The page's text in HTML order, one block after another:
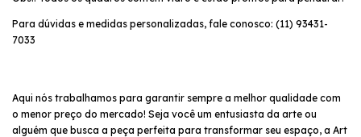
Para dúvidas e medidas personalizadas, fale conosco: (11) 93431-
7033
Aqui nós trabalhamos para garantir sempre a melhor qualidade com
o menor preço do mercado! Seja você um entusiasta da arte ou
alguém que busca a peça perfeita para transformar seu espaço, a Art